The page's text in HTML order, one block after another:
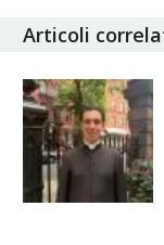
Articoli